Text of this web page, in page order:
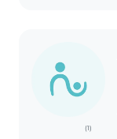
(1)